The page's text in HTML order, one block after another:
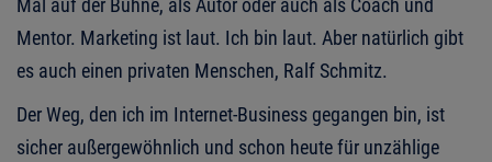
Mal auf der Bühne, als Autor oder auch als Coach und
Mentor. Marketing ist laut. Ich bin laut. Aber natürlich gibt
es auch einen privaten Menschen, Ralf Schmitz.
Der Weg, den ich im Internet-Business gegangen bin, ist
sicher außergewöhnlich und schon heute für unzählige